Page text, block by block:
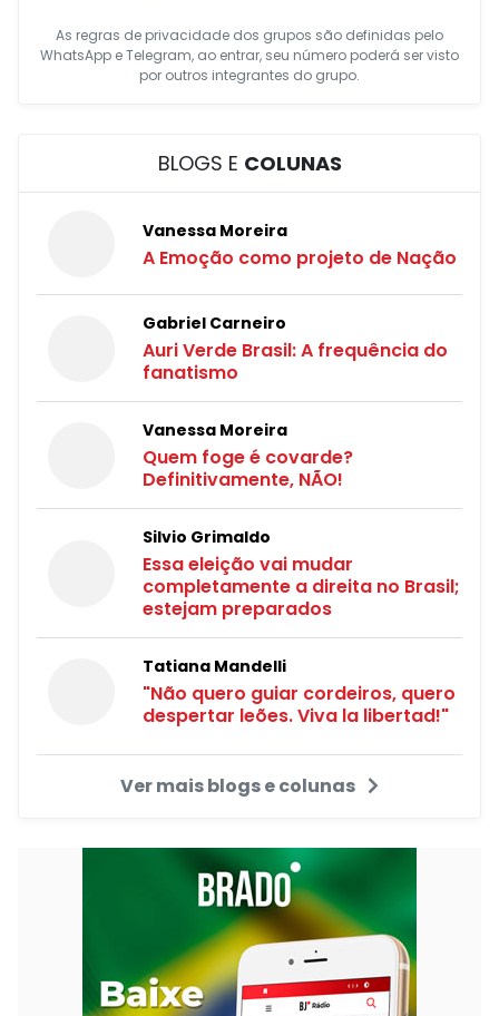
As regras de privacidade dos grupos são definidas pelo
WhatsApp e Telegram, ao entrar, seu número poderá ser visto
por outros integrantes do grupo.
BLOGS E COLUNAS
Vanessa Moreira
A Emoção como projeto de Nação
Gabriel Carneiro
Auri Verde Brasil: A frequência do
fanatismo
Vanessa Moreira
Quem foge é covarde?
Definitivamente, NÃO!
Silvio Grimaldo
Essa eleição vai mudar
completamente a direita no Brasil;
estejam preparados
Tatiana Mandelli
"Não quero guiar cordeiros, quero
despertar leões. Viva la libertad!"
Ver mais blogs e colunas